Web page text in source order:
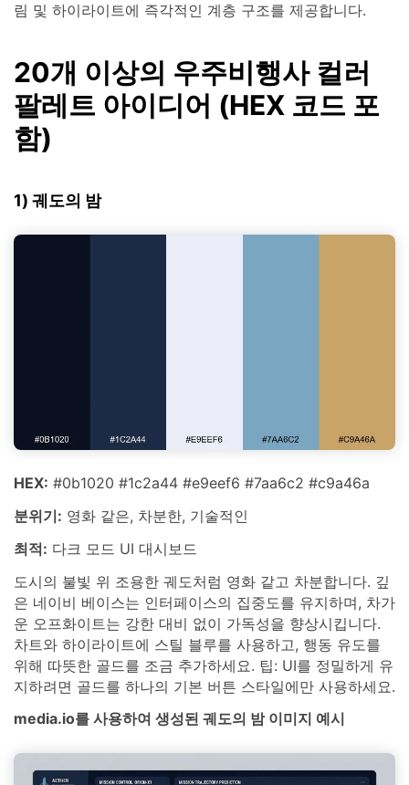
림 및 하이라이트에 즉각적인 계층 구조를 제공합니다.
20개 이상의 우주비행사 컬러
팔레트 아이디어 (HEX 코드 포
함)
1) 궤도의 밤
HEX: #0b1020 #1c2a44 #e9eef6 #7aa6c2 #c9a46a
분위기: 영화 같은, 차분한, 기술적인
최적: 다크 모드 UI 대시보드
도시의 불빛 위 조용한 궤도처럼 영화 같고 차분합니다. 깊
은 네이비 베이스는 인터페이스의 집중도를 유지하며, 차가
운 오프화이트는 강한 대비 없이 가독성을 향상시킵니다.
차트와 하이라이트에 스틸 블루를 사용하고, 행동 유도를
위해 따뜻한 골드를 조금 추가하세요. 팁: UI를 정밀하게 유
지하려면 골드를 하나의 기본 버튼 스타일에만 사용하세요.
media.io를 사용하여 생성된 궤도의 밤 이미지 예시